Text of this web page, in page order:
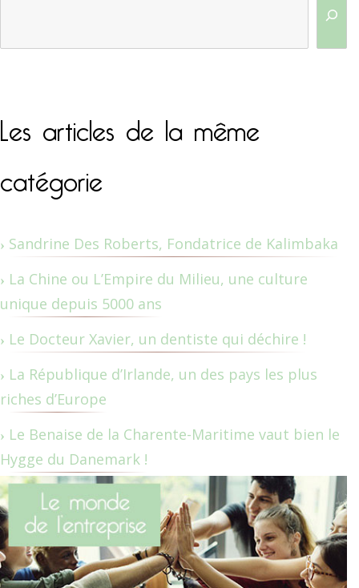
Les articles de la même
catégorie
Sandrine Des Roberts, Fondatrice de Kalimbaka
La Chine ou L’Empire du Milieu, une culture
unique depuis 5000 ans
Le Docteur Xavier, un dentiste qui déchire !
La République d’Irlande, un des pays les plus
riches d’Europe
Le Benaise de la Charente-Maritime vaut bien le
Hygge du Danemark !